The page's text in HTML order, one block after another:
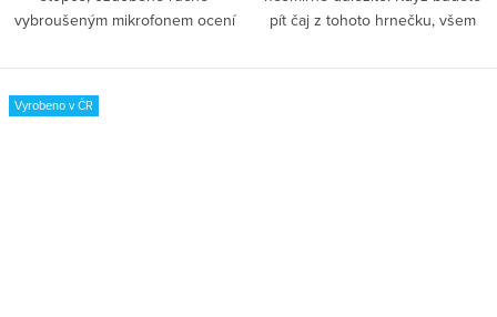
vybroušeným mikrofonem ocení
pít čaj z tohoto hrnečku, všem
Vyrobeno v ČR